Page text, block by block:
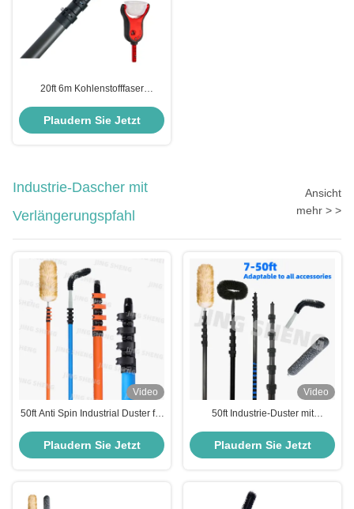
20ft 6m Kohlenstofffaser
für Büros
Plaudern Sie Jetzt
Industrie-Dascher mit
Verlängerungspfahl
Ansicht
mehr > >
Video
50ft Anti Spin Industrial Duster für
bedienen und zu lagern
kostengünstig
Plaudern Sie Jetzt
Video
50ft Industrie-Duster mit
Reinigung hoher Decken, hohe
Deckenventilatoren,
Plaudern Sie Jetzt